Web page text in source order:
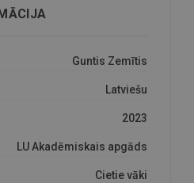
Guntis Zemītis
Latviešu
2023
LU Akadēmiskais apgāds
Cietie vāki